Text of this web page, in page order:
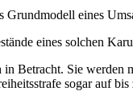
Grundmodell eines
eines solchen
in Betracht. Sie
sogar auf bis